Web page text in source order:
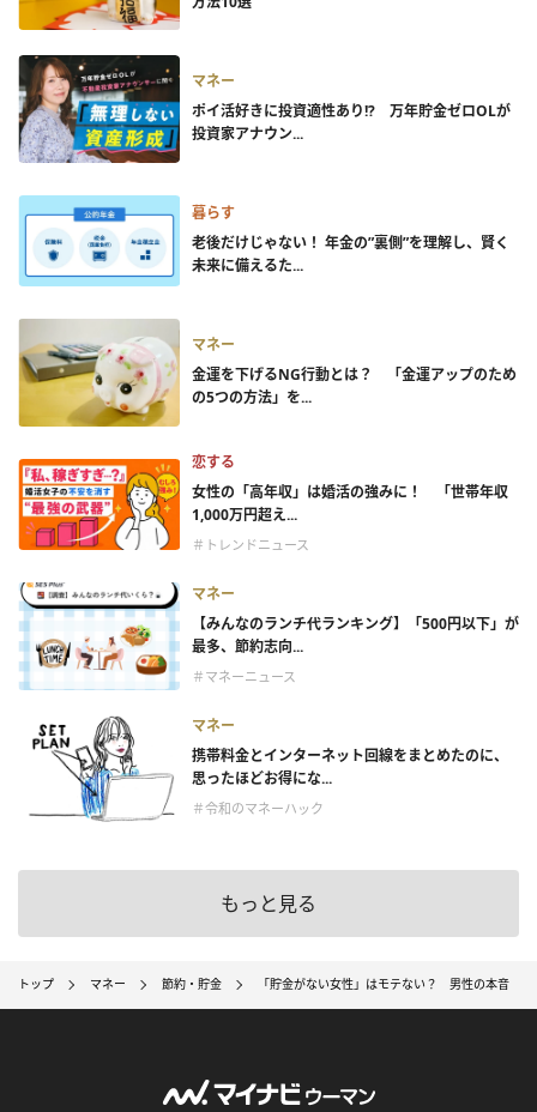
マネー
ポイ活好きに投資適性あり!? 万年貯金ゼロOLが
投資家アナウン...
暮らす
老後だけじゃない！ 年金の”裏側”を理解し、賢く
未来に備えるた...
マネー
金運を下げるNG行動とは？ 「金運アップのため
の5つの方法」を...
恋する
女性の「高年収」は婚活の強みに！ 「世帯年収
1,000万円超え...
＃トレンドニュース
マネー
【みんなのランチ代ランキング】「500円以下」が
最多、節約志向...
＃マネーニュース
マネー
携帯料金とインターネット回線をまとめたのに、
思ったほどお得にな...
＃令和のマネーハック
もっと見る
トップ マネー 節約・貯金 「貯金がない女性」はモテない？ 男性の本音